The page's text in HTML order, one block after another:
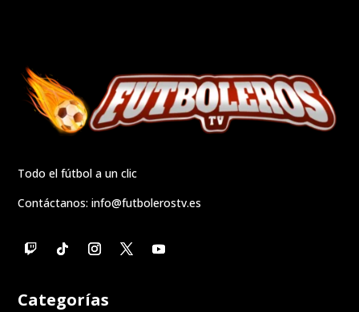
Todo el fútbol a un clic
Contáctanos:info@futbolerostv.es
Categorías